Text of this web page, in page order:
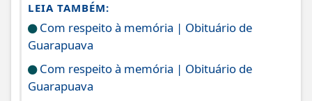
LEIA TAMBÉM:
Com respeito à memória | Obituário de
Guarapuava
Com respeito à memória | Obituário de
Guarapuava